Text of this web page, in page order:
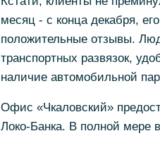
месяц - с конца декабря,
положительные отзывы.
транспортных развязок,
наличие автомобильной
Офис «Чкаловский»
Локо-Банка. В полной мере